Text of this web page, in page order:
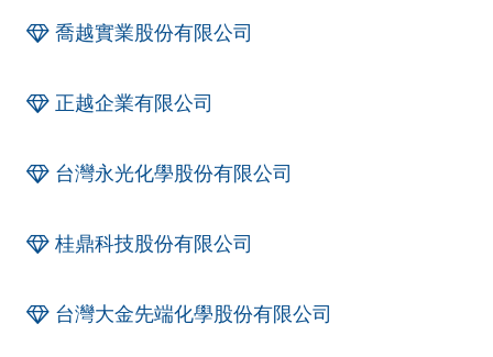
喬越實業股份有限公司
正越企業有限公司
台灣永光化學股份有限公司
桂鼎科技股份有限公司
台灣大金先端化學股份有限公司